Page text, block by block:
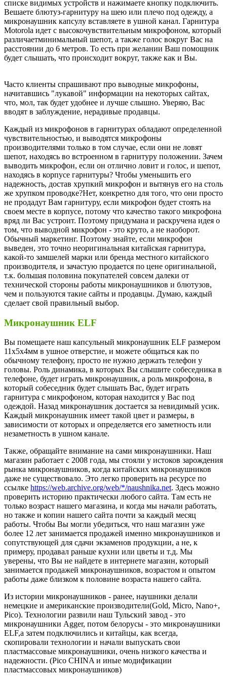
списке видимых устройств и нажимаете кнопку подключить.
Вешаете блютуз-гарнитуру на шею или плечо под одежду, а
микронаушник капсулу вставляете в ушной канал. Гарнитура
Motorola идет с высокочувствительным микрофоном, который
различаетминимальный шепот, а также голос вокруг Вас на
расстоянии до 6 метров. То есть при желании Ваш помощник
будет слышать, что происходит вокруг, также как и Вы.
Часто клиенты спрашивают про выводные микрофоны,
начитавшись "лукавой" информации на некоторых сайтах,
что, мол, так будет удобнее и лучше слышно. Уверяю, Вас
вводят в заблуждение, нерадивые продавцы.
Каждый из микрофонов в гарнитурах обладают определенной
чувствительностью, и выводятся микрофоны
производителями только в том случае, если они не ловят
шепот, находясь во встроенном в гарнитуру положении. Зачем
выводить микрофон, если он отлично ловит и голос, и шепот,
находясь в корпусе гарнитуры? Чтобы уменьшить его
надежность, достав хрупкий микрофон и вытянув его на столь
же хрупком проводке?Нет, конкретно для того, что они просто
не продадут Вам гарнитуру, если микрофон будет стоять на
своем месте в корпусе, потому что качество такого микрофона
вряд ли Вас устроит. Поэтому придумана и раскручена идея о
том, что выводной микрофон - это круто, а не наоборот.
Обычный маркетинг. Поэтому знайте, если микрофон
выведен, это точно неоригинальная китайская гарнитура,
какой-то замшелей марки или бренда местного китайского
производителя, и зачастую продается по цене оригинальной,
т.к. большая половина покупателей совсем далеки от
технической стороны работы микронаушников и блютузов,
чем и пользуются такие сайты и продавцы. Думаю, каждый
сделает свой правильный выбор.
Микронаушник ELF
Вы помещаете наш капсульный микронаушник ELF размером
11х5х4мм в ушное отверстие, и можете общаться как по
обычному телефону, просто не нужно держать телефон у
головы. Роль динамика, в которых Вы слышите собеседника в
телефоне, будет играть микронаушник, а роль микрофона, в
который собеседник будет слышать Вас, будет играть
гарнитура с микрофоном, которая находится у Вас под
одеждой. Назад микронаушник достается за невидимый усик.
Каждый микронаушник имеет такой цвет и размеры, в
зависимости от которых и определяется его заметность или
незаметность в ушном канале.
Также, обращайте внимание на сами микронаушники. Наш
магазин работает с 2008 года, мы стояли у истоков зарождения
рынка микронаушников, когда китайских микронаушников
даже не существовало. Это легко проверить на ресурсе по
ссылке https://web.archive.org/web/*/naushnika.net. Здесь можно
проверить историю практически любого сайта. Там есть не
только возраст нашего магазина, и когда мы начали работать,
но также и копии нашего сайта почти за каждый месяц
работы. Чтобы Вы могли убедиться, что наш магазин уже
более 12 лет занимается продажей именно микронаушников и
сопутствующей для сдачи экзаменов продукции, а не, к
примеру, продавал раньше кухни или цветы и т.д. Мы
уверены, что Вы не найдете в интернете магазин, который
занимается продажей микронаушников, возрастом и опытом
работы даже близком к половине возраста нашего сайта.
Из истории микронаушников - ранее, наушники делали
немецкие и американские производители(Gold, Micro, Nano+,
Pico). Технологии развили наш Тульский завод - это
микронаушники Agger, потом белорусы - это микронаушники
ELF,а затем подключились и китайцы, как всегда,
скопировали технологии и начали выпускать свои
пластмассовые микронаушники, очень низкого качества и
надежности. (Pico CHINA и иные модификации
пластмассовых микронаушников)